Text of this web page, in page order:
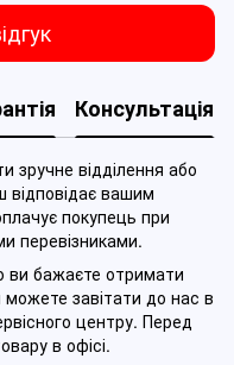
Консультація
відділення або
відповідає вашим
покупець при
перевізниками.
ви бажаєте отримати
завітати до нас в
центру. Перед
в офісі.